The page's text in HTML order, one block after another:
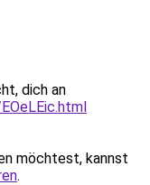
dich an
möchtest, kannst
.